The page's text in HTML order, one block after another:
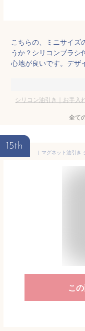
こちらの、ミニサイズ
うか？シリコンブラシ
心地が良いです。デザ
シリコン油引き｜お手入
全て
15th
こ